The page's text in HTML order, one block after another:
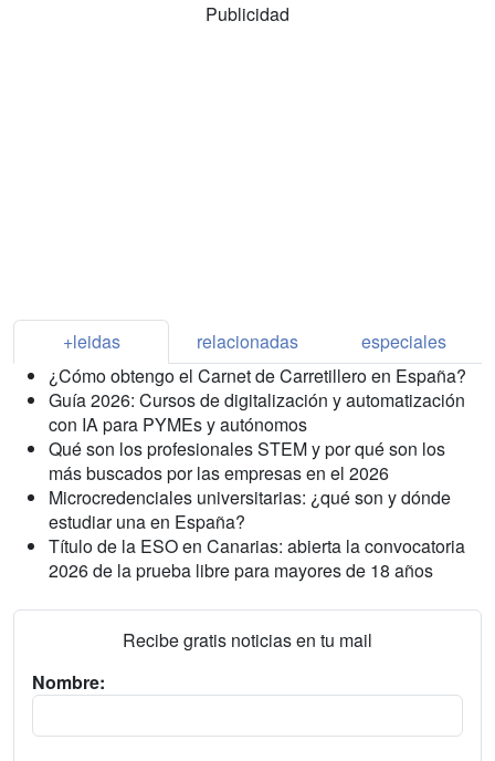
Publicidad
+leidas relacionadas
especiales
¿Cómo obtengo el Carnet de Carretillero en España?
Guía 2026: Cursos de digitalización y automatización
con IA para PYMEs y autónomos
Qué son los profesionales STEM y por qué son los
más buscados por las empresas en el 2026
Microcredenciales universitarias: ¿qué son y dónde
estudiar una en España?
Título de la ESO en Canarias: abierta la convocatoria
2026 de la prueba libre para mayores de 18 años
Recibe gratis noticias en tu mail
Nombre: